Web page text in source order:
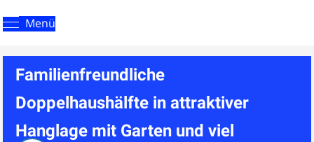
Menü
Familienfreundliche
Doppelhaushälfte in attraktiver
Hanglage mit Garten und viel